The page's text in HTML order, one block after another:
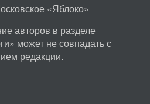
«Яблоко»
авторов в разделе
может не совпадать с
редакции.